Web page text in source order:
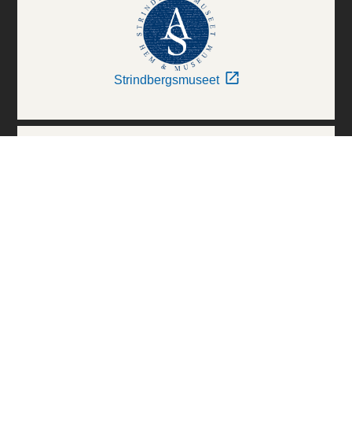
Strindbergsmuseet